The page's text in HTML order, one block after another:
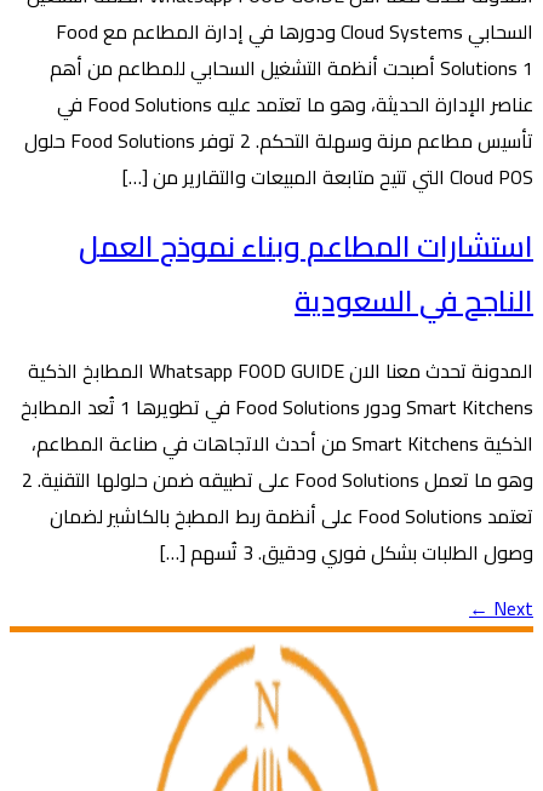
السحابي Cloud Systems ودورها في إدارة المطاعم مع Food
Solutions 1 أصبحت أنظمة التشغيل السحابي للمطاعم من أهم
عناصر الإدارة الحديثة، وهو ما تعتمد عليه Food Solutions في
تأسيس مطاعم مرنة وسهلة التحكم. 2 توفر Food Solutions حلول
Cloud POS التي تتيح متابعة المبيعات والتقارير من […]
استشارات المطاعم وبناء نموذج العمل
الناجح في السعودية
المدونة تحدث معنا الان Whatsapp FOOD GUIDE المطابخ الذكية
Smart Kitchens ودور Food Solutions في تطويرها 1 تُعد المطابخ
الذكية Smart Kitchens من أحدث الاتجاهات في صناعة المطاعم،
وهو ما تعمل Food Solutions على تطبيقه ضمن حلولها التقنية. 2
تعتمد Food Solutions على أنظمة ربط المطبخ بالكاشير لضمان
وصول الطلبات بشكل فوري ودقيق. 3 تُسهم […]
Next
←